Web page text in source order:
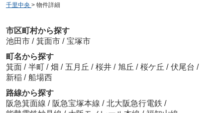
千里中央 > 物件詳細
市区町村から探す
池田市 / 箕面市 / 宝塚市
町名から探す
箕面 / 半町 / 畑 / 五月丘 / 桜井 / 旭丘 / 桜ケ丘 / 伏尾台 /
新稲 / 船場西
路線から探す
阪急箕面線 / 阪急宝塚本線 / 北大阪急行電鉄 /